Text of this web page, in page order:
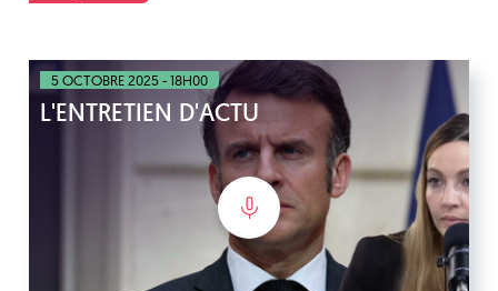
5 OCTOBRE 2025 - 18H00
L'ENTRETIEN D'ACTU